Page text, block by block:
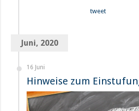
tweet
Juni, 2020
16 Juni
Hinweise zum